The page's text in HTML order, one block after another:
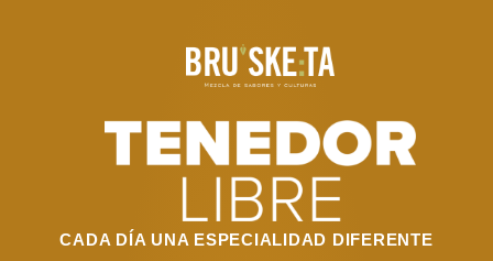
CADA DÍA UNA ESPECIALIDAD DIFERENTE